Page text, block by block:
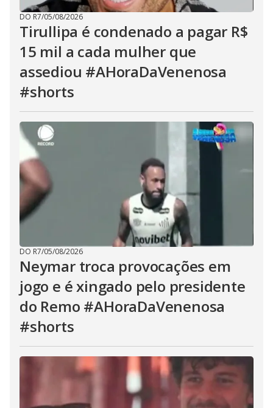
DO R7/05/08/2026
Tirullipa é condenado a pagar R$
15 mil a cada mulher que
assediou #AHoraDaVenenosa
#shorts
DO R7/05/08/2026
Neymar troca provocações em
jogo e é xingado pelo presidente
do Remo #AHoraDaVenenosa
#shorts